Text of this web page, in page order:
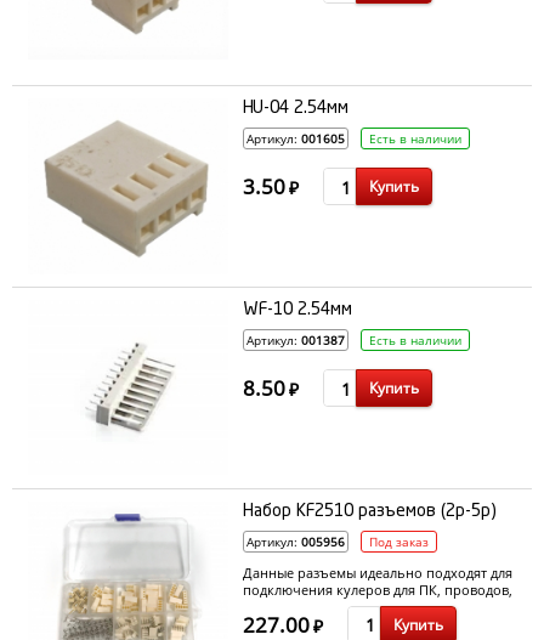
HU-04 2.54мм
Артикул: 001605 Есть в наличии
3.50₽ Купить
WF-10 2.54мм
Артикул: 001387 Есть в наличии
8.50₽ Купить
Набор KF2510 разъемов (2p-5p)
Артикул: 005956 Под заказ
Данные разъемы идеально подходят для
подключения кулеров для ПК, проводов,
шлейфов, различных плат.
227.00₽ Купить